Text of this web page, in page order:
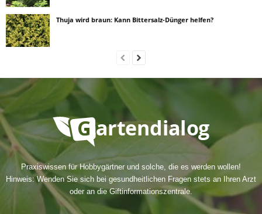
Thuja wird braun: Kann Bittersalz-Dünger helfen?
Praxiswissen für Hobbygärtner und solche, die es werden wollen!
Hinweis: Wenden Sie sich bei gesundheitlichen Fragen stets an Ihren Arzt
oder an die Giftinformationszentrale.